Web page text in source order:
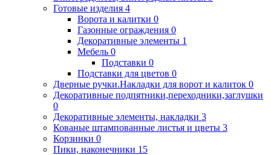
Готовые изделия 4
Ворота и калитки 0
Газонные ограждения 0
Декоративные элементы 1
Мебель 0
Подставки 0
Подставки для цветов 0
Дверные ручки.Накладки для ворот и калиток 0
Декоративные подпятники,переходники,заглушки
0
Декоративные элементы, накладки 3
Кованые штампованные листья и цветы 3
Корзинки 0
Пики, наконечники 15